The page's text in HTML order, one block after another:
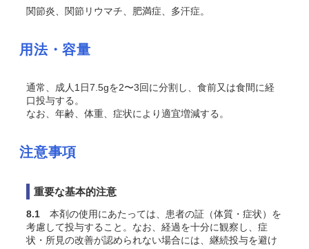
関節炎、関節リウマチ、肥満症、多汗症。
用法・容量
通常、成人1日7.5gを2〜3回に分割し、食前又は食間に経
口投与する。
なお、年齢、体重、症状により適宜増減する。
注意事項
重要な基本的注意
8.1 本剤の使用にあたっては、患者の証（体質・症状）を
考慮して投与すること。なお、経過を十分に観察し、症
状・所見の改善が認められない場合には、継続投与を避け